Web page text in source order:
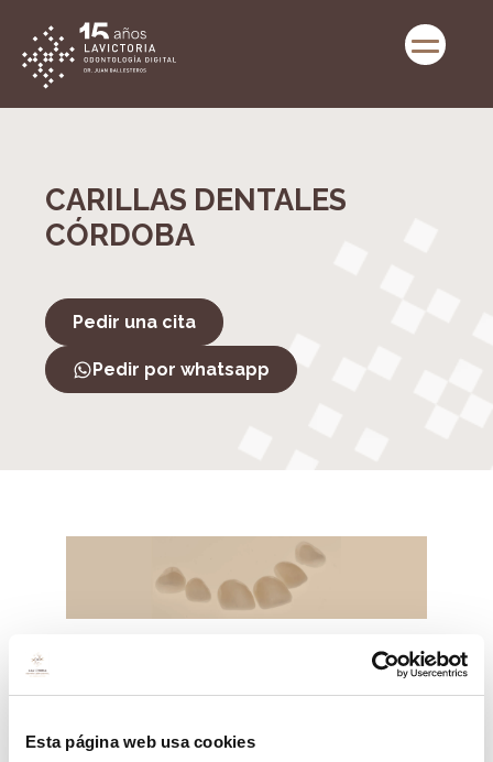
Esta página web usa cookies
CARILLAS DENTALES
CÓRDOBA
Pedir una cita
Pedir por whatsapp
Carillas dentales